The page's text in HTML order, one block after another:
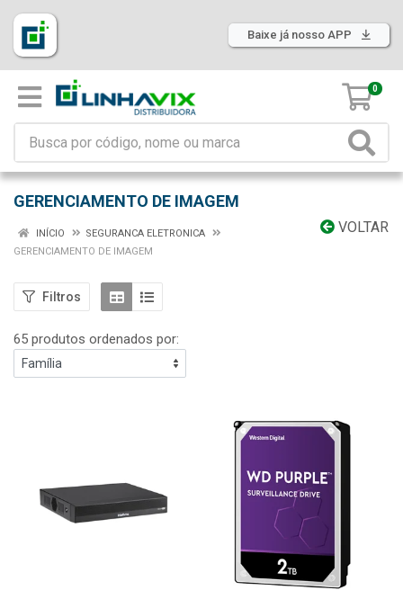
Baixe já nosso APP
0
GERENCIAMENTO DE IMAGEM
VOLTAR
INÍCIO
SEGURANCA ELETRONICA
GERENCIAMENTO DE IMAGEM
Filtros
65 produtos ordenados por: